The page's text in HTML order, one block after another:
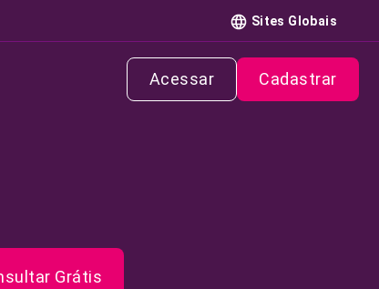
Sites Globais
Acessar Cadastrar
Grátis